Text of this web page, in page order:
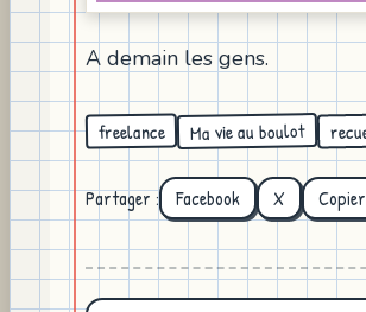
A demain les gens.
freelance Ma vie au boulot
Partager : Facebook X